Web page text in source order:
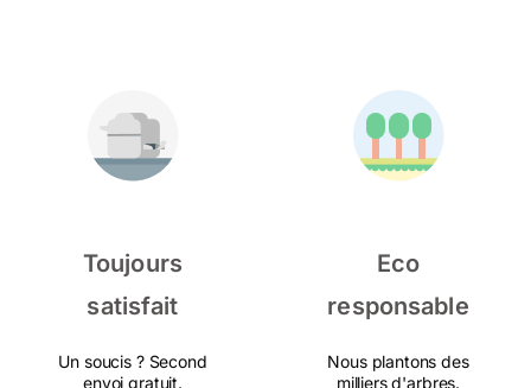
Toujours
satisfait
Un soucis ? Second
envoi gratuit.
Eco
responsable
Nous plantons des
milliers d'arbres.